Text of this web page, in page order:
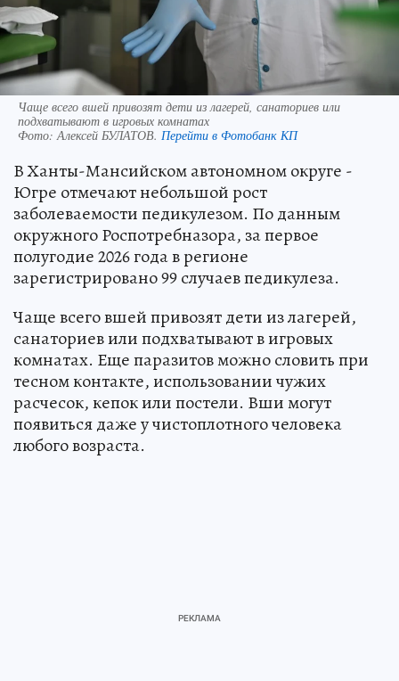
Чаще всего вшей привозят дети из лагерей, санаториев или
подхватывают в игровых комнатах
Фото: Алексей БУЛАТОВ. Перейти в Фотобанк КП
В Ханты-Мансийском автономном округе -
Югре отмечают небольшой рост
заболеваемости педикулезом. По данным
окружного Роспотребназора, за первое
полугодие 2026 года в регионе
зарегистрировано 99 случаев педикулеза.
Чаще всего вшей привозят дети из лагерей,
санаториев или подхватывают в игровых
комнатах. Еще паразитов можно словить при
тесном контакте, использовании чужих
расчесок, кепок или постели. Вши могут
появиться даже у чистоплотного человека
любого возраста.